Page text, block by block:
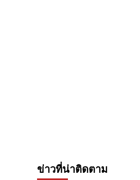
ข่าวที่น่าติดตาม